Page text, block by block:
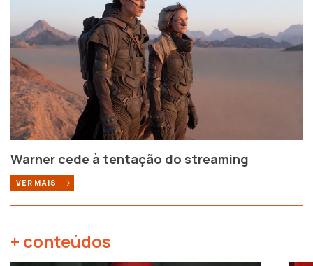
Warner cede à tentação do streaming
VER MAIS
+ conteúdos